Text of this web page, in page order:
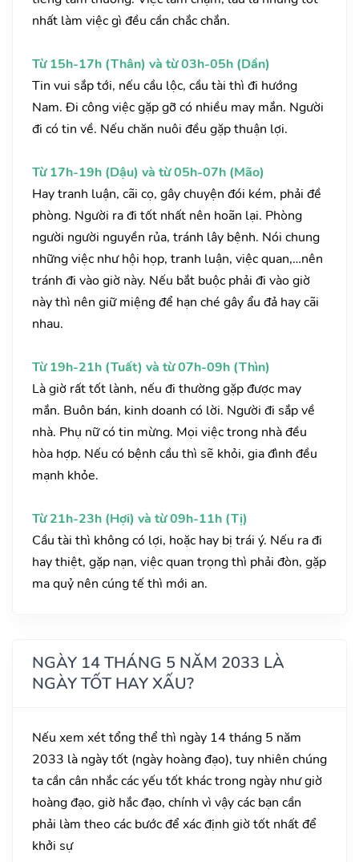
nhất làm việc gì đều cần chắc chắn.
Từ 15h-17h (Thân) và từ 03h-05h (Dần)
Tin vui sắp tới, nếu cầu lộc, cầu tài thì đi hướng
Nam. Đi công việc gặp gỡ có nhiều may mắn. Người
đi có tin về. Nếu chăn nuôi đều gặp thuận lợi.
Từ 17h-19h (Dậu) và từ 05h-07h (Mão)
Hay tranh luận, cãi cọ, gây chuyện đói kém, phải đề
phòng. Người ra đi tốt nhất nên hoãn lại. Phòng
người người nguyền rủa, tránh lây bệnh. Nói chung
những việc như hội họp, tranh luận, việc quan,…nên
tránh đi vào giờ này. Nếu bắt buộc phải đi vào giờ
này thì nên giữ miệng để hạn ché gây ẩu đả hay cãi
nhau.
Từ 19h-21h (Tuất) và từ 07h-09h (Thìn)
Là giờ rất tốt lành, nếu đi thường gặp được may
mắn. Buôn bán, kinh doanh có lời. Người đi sắp về
nhà. Phụ nữ có tin mừng. Mọi việc trong nhà đều
hòa hợp. Nếu có bệnh cầu thì sẽ khỏi, gia đình đều
mạnh khỏe.
Từ 21h-23h (Hợi) và từ 09h-11h (Tị)
Cầu tài thì không có lợi, hoặc hay bị trái ý. Nếu ra đi
hay thiệt, gặp nạn, việc quan trọng thì phải đòn, gặp
ma quỷ nên cúng tế thì mới an.
NGÀY 14 THÁNG 5 NĂM 2033 LÀ
NGÀY TỐT HAY XẤU?
Nếu xem xét tổng thể thì ngày 14 tháng 5 năm
2033 là ngày tốt (ngày hoàng đạo), tuy nhiên chúng
ta cần cân nhắc các yếu tốt khác trong ngày như giờ
hoàng đạo, giờ hắc đạo, chính vì vậy các bạn cần
phải làm theo các bước để xác định giờ tốt nhất để
khởi sự